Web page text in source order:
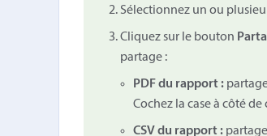
Sélectionnez un ou
Cliquez sur le bouton
partage :
PDF du rapport :partage
Cochez la case à côté
CSV du rapport :partage